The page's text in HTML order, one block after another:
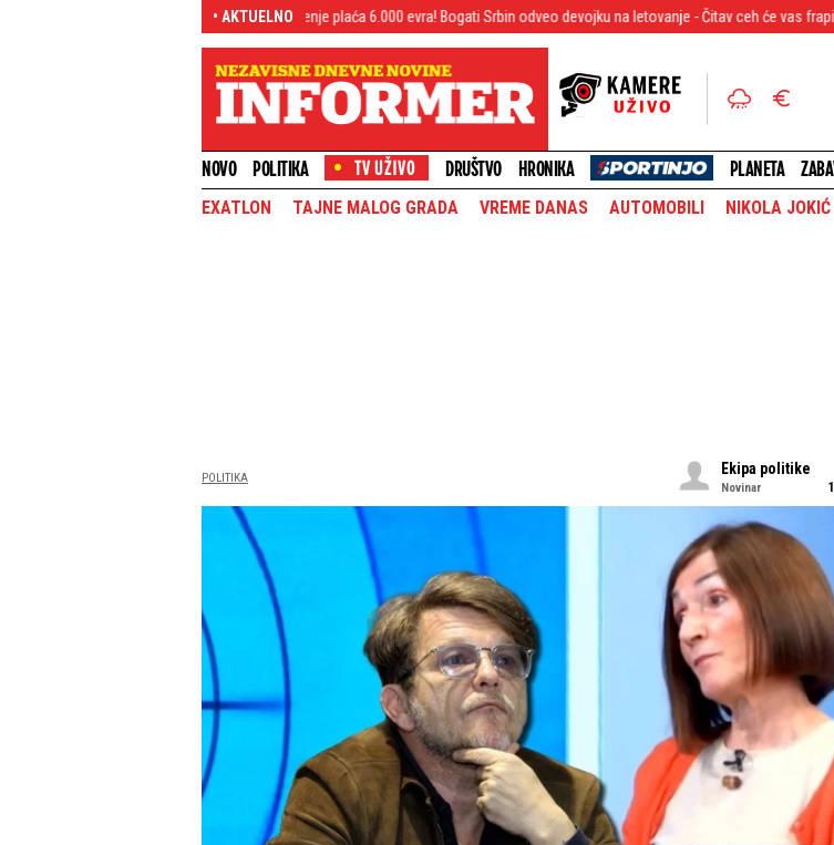
• AKTUELNO
Noćenje plaća 6.000 evra! Bogati Srbin odveo devojku na letovanje - Čitav ceh će vas frapirati
NOVO POLITIKA DRUŠTVO HRONIKA PLANETA
EXATLON TAJNE MALOG GRADA VREME DANAS AUTOMOBILI NIKOLA JOKIĆ
POLITIKA
Ekipa politike
Novinar